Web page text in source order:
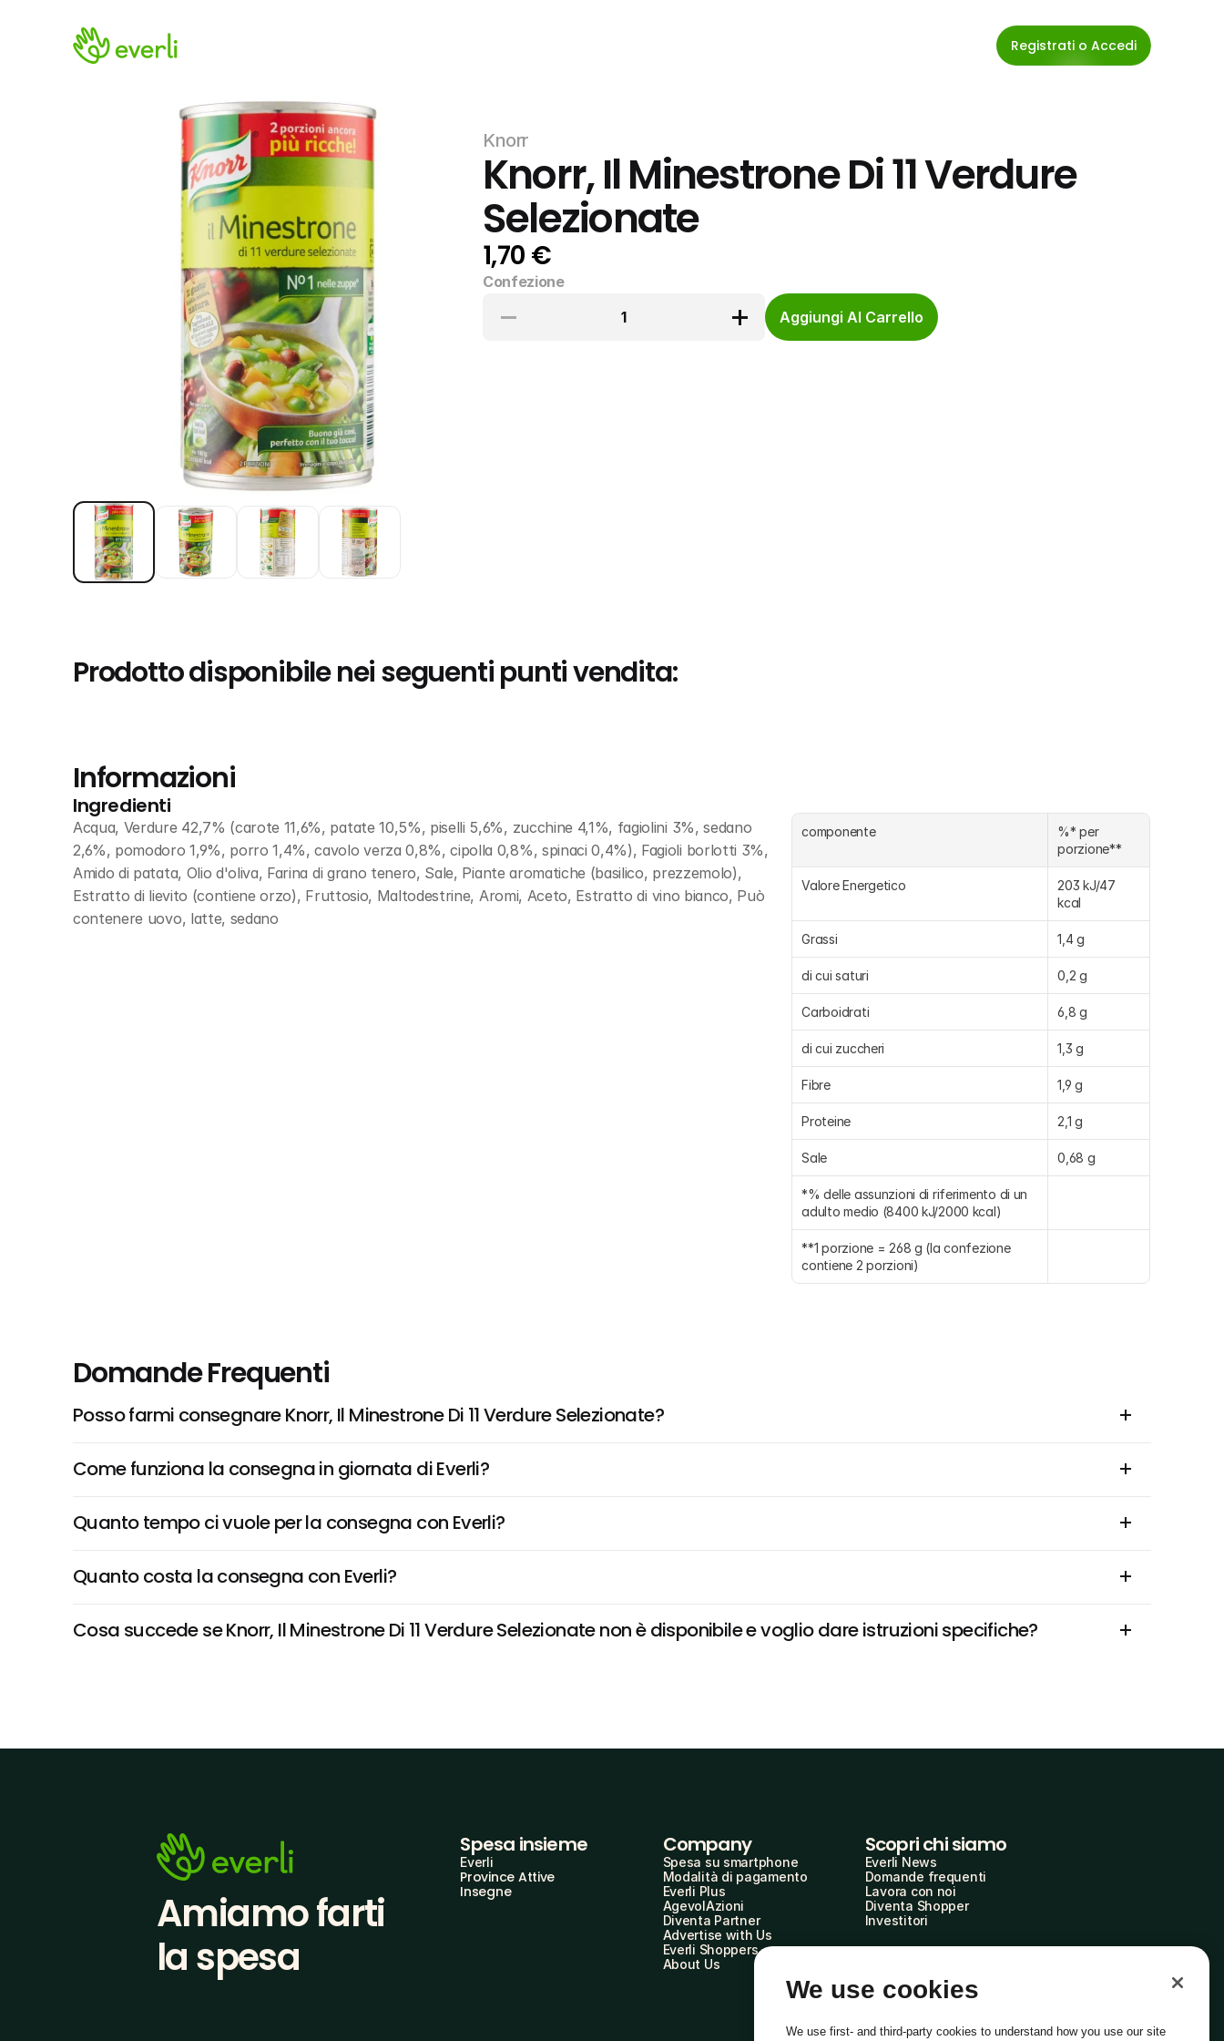
Registrati o Accedi
Knorr
Knorr, Il Minestrone Di 11 Verdure
Selezionate
1,70 €
Confezione
1
Aggiungi Al Carrello
Prodotto disponibile nei seguenti punti vendita:
Informazioni
Ingredienti
Acqua, Verdure 42,7% (carote 11,6%, patate 10,5%, piselli 5,6%, zucchine 4,1%, fagiolini 3%, sedano
2,6%, pomodoro 1,9%, porro 1,4%, cavolo verza 0,8%, cipolla 0,8%, spinaci 0,4%), Fagioli borlotti 3%,
Amido di patata, Olio d'oliva, Farina di grano tenero, Sale, Piante aromatiche (basilico, prezzemolo),
Estratto di lievito (contiene orzo), Fruttosio, Maltodestrine, Aromi, Aceto, Estratto di vino bianco, Può
contenere uovo, latte, sedano
componente
%* per
porzione**
Valore Energetico
203 kJ/47
kcal
Grassi 1,4 g
di cui saturi 0,2 g
Carboidrati 6,8 g
di cui zuccheri 1,3 g
Fibre 1,9 g
Proteine 2,1 g
Sale 0,68 g
*% delle assunzioni di riferimento di un
adulto medio (8400 kJ/2000 kcal)
**1 porzione = 268 g (la confezione
contiene 2 porzioni)
Domande Frequenti
Posso farmi consegnare Knorr, Il Minestrone Di 11 Verdure Selezionate?
Come funziona la consegna in giornata di Everli?
Quanto tempo ci vuole per la consegna con Everli?
Quanto costa la consegna con Everli?
Cosa succede se Knorr, Il Minestrone Di 11 Verdure Selezionate non è disponibile e voglio dare istruzioni specifiche?
Amiamo farti
la spesa
Spesa insieme
Everli
Province Attive
Insegne
Company
Spesa su smartphone
Modalità di pagamento
Everli Plus
AgevolAzioni
Diventa Partner
Advertise with Us
Everli Shoppers
About Us
Scopri chi siamo
Everli News
Domande frequenti
Lavora con noi
Diventa Shopper
Investitori
We use cookies
We use first- and third-party cookies to understand how you use our site